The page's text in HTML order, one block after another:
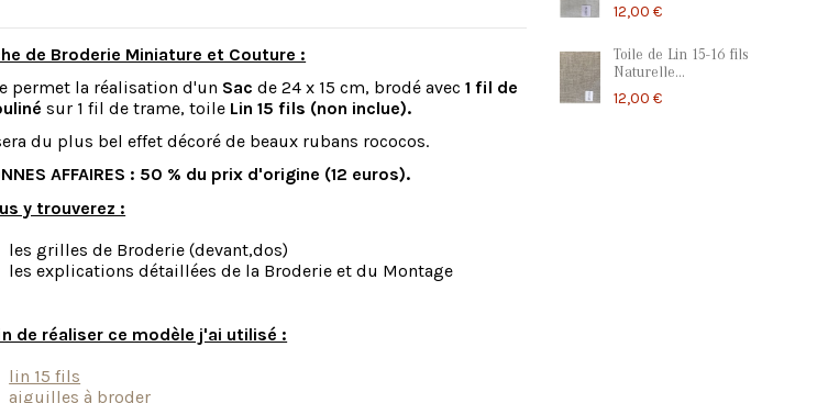
de Broderie Miniature et Couture :
permet la réalisation d'un Sac de 24 x 15 cm, brodé avec1 fil de
sur 1 fil de trame, toile Lin 15 fils (non inclue).
du plus bel effet décoré de beaux rubans rococos.
AFFAIRES : 50 % du prix d'origine (12 euros).
y trouverez :
les grilles de Broderie (devant,dos)
les explications détaillées de la Broderie et du Montage
de réaliser ce modèle j'ai utilisé :
lin 15 fils
aiguilles à broder
12,00 €
Toile de Lin 15-16 fils
Naturelle...
12,00 €